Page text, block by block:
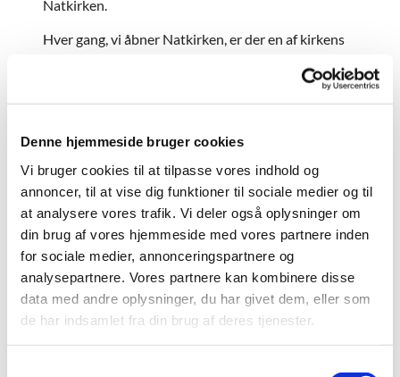
Denne hjemmeside bruger cookies
Vi bruger cookies til at tilpasse vores indhold og
annoncer, til at vise dig funktioner til sociale medier og til
at analysere vores trafik. Vi deler også oplysninger om
din brug af vores hjemmeside med vores partnere inden
for sociale medier, annonceringspartnere og
analysepartnere. Vores partnere kan kombinere disse
data med andre oplysninger, du har givet dem, eller som
de har indsamlet fra din brug af deres tjenester.
Natkirken.
Hver gang, vi åbner Natkirken, er der en af kirkens
Spørg os, hvis der er noget, du gerne vil vide mere
om. Du kan altid få en samtale med en præst.
Fast program:
Kl. 19.00: Natkirken åbner
KL. 19.00: Musik, workshops, stilhed - eller hvad
der ellers er på aftenens program
KL. 21.00: Nadverandagt
Hvis du gerne vil have, at din bøn skal indgå i
den fælles Nadverandagt, kan du skrive den
ned på papir og lægge den i krukken med
bønner til oplæsning.